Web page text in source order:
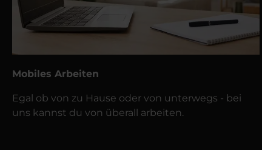
Mobiles Arbeiten
Egal ob von zu Hause oder von unterwegs - bei
uns kannst du von überall arbeiten.